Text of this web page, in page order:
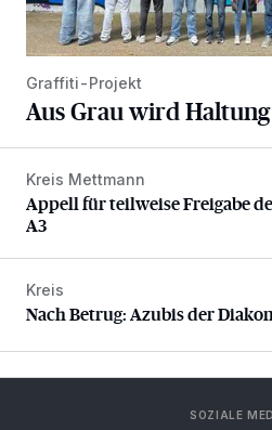
Graffiti-Projekt
Aus Grau wird Haltung
Appell für teilweise Freigabe
Kreis Mettmann
Appell für teilweise Freigabe
A3
Nach Betrug: Azubis der
Kreis
Nach Betrug: Azubis der
SOZIALE